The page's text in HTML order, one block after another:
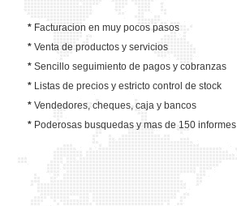
* Facturacion en muy pocos pasos
* Venta de productos y servicios
* Sencillo seguimiento de pagos y cobranzas
* Listas de precios y estricto control de stock
* Vendedores, cheques, caja y bancos
* Poderosas busquedas y mas de 150 informes